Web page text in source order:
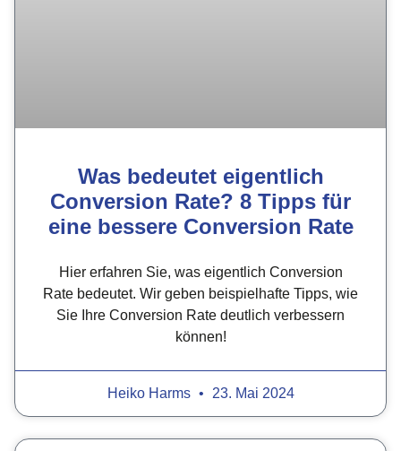
Was bedeutet eigentlich
Conversion Rate? 8 Tipps für
eine bessere Conversion Rate
Hier erfahren Sie, was eigentlich Conversion
Rate bedeutet. Wir geben beispielhafte Tipps, wie
Sie Ihre Conversion Rate deutlich verbessern
können!
Heiko Harms 23. Mai 2024